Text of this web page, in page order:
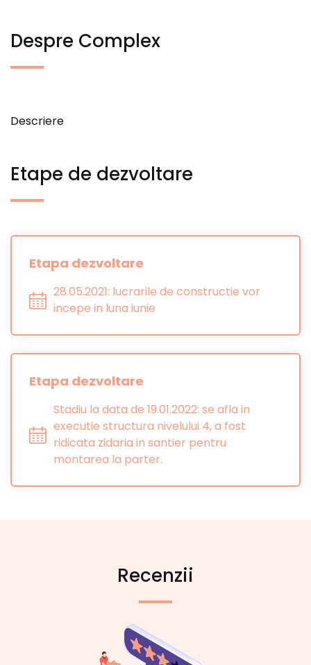
Despre Complex
Descriere
Etape de dezvoltare
Etapa dezvoltare
28.05.2021: lucrarile de constructie vor
incepe in luna iunie
Etapa dezvoltare
Stadiu la data de 19.01.2022: se afla in
executie structura nivelului 4, a fost
ridicata zidaria in santier pentru
montarea la parter.
Recenzii